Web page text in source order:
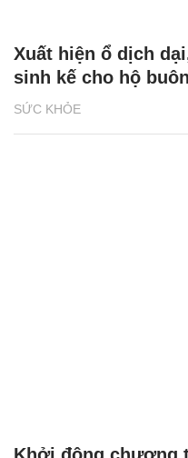
SỨC KHỎE
Xuất hiện ổ dịch
sinh kế cho hộ